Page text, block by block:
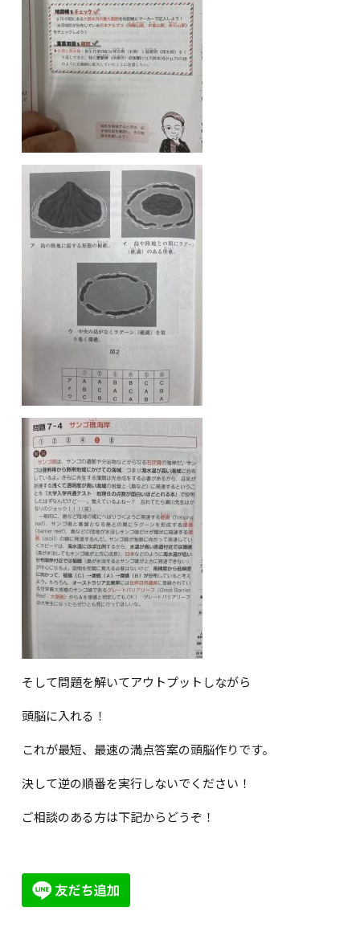
そして問題を解いてアウトプットしながら
頭脳に入れる！
これが最短、最速の満点答案の頭脳作りです。
決して逆の順番を実行しないでください！
ご相談のある方は下記からどうぞ！